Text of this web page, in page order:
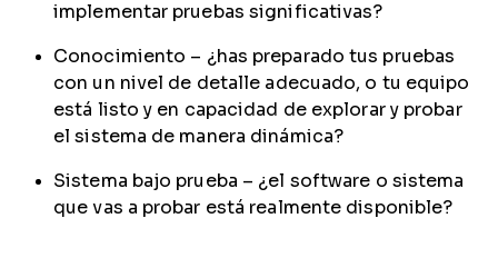
implementar pruebas significativas?
Conocimiento – ¿has preparado tus pruebas
con un nivel de detalle adecuado, o tu equipo
está listo y en capacidad de explorar y probar
el sistema de manera dinámica?
Sistema bajo prueba – ¿el software o sistema
que vas a probar está realmente disponible?